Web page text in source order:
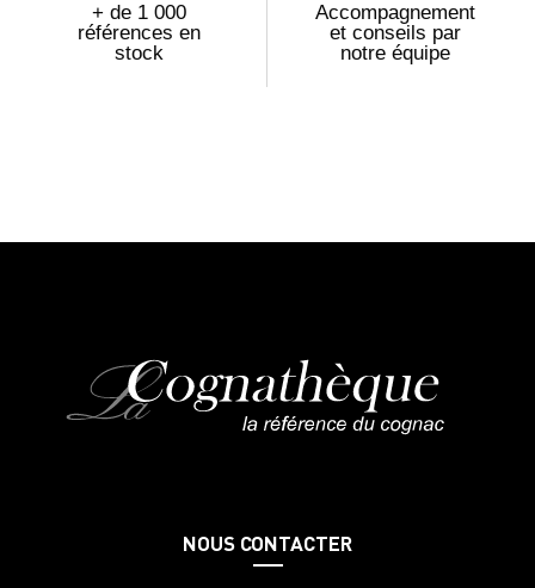
+ de 1 000
références en
stock
Accompagnement
et conseils par
notre équipe
NOUS CONTACTER